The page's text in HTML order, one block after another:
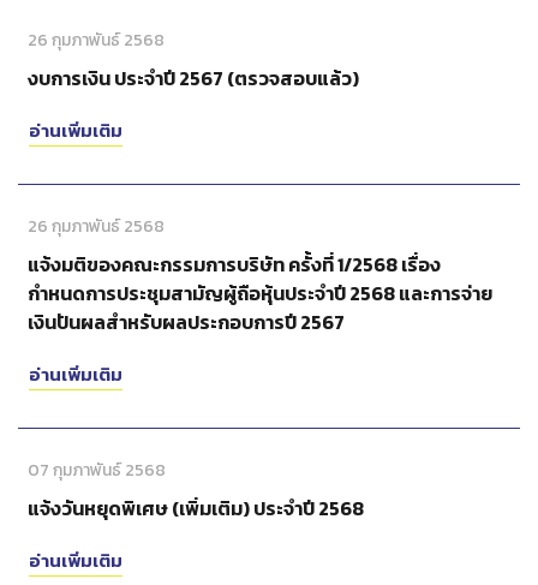
26 กุมภาพันธ์ 2568
งบการเงิน ประจำปี 2567 (ตรวจสอบแล้ว)
อ่านเพิ่มเติม
26 กุมภาพันธ์ 2568
แจ้งมติของคณะกรรมการบริษัท ครั้งที่ 1/2568 เรื่อง
กำหนดการประชุมสามัญผู้ถือหุ้นประจำปี 2568 และการจ่าย
เงินปันผลสำหรับผลประกอบการปี 2567
อ่านเพิ่มเติม
07 กุมภาพันธ์ 2568
แจ้งวันหยุดพิเศษ (เพิ่มเติม) ประจำปี 2568
อ่านเพิ่มเติม